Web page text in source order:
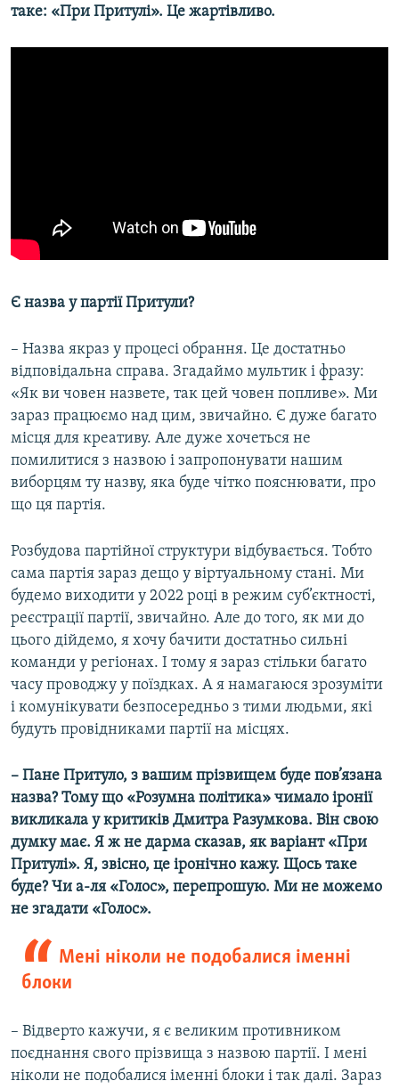
таке: «При Притулі». Це жартівливо.
Є назва у партії Притули?
– Назва якраз у процесі обрання. Це достатньо
відповідальна справа. Згадаймо мультик і фразу:
«Як ви човен назвете, так цей човен попливе». Ми
зараз працюємо над цим, звичайно. Є дуже багато
місця для креативу. Але дуже хочеться не
помилитися з назвою і запропонувати нашим
виборцям ту назву, яка буде чітко пояснювати, про
що ця партія.
Розбудова партійної структури відбувається. Тобто
сама партія зараз дещо у віртуальному стані. Ми
будемо виходити у 2022 році в режим суб’єктності,
реєстрації партії, звичайно. Але до того, як ми до
цього дійдемо, я хочу бачити достатньо сильні
команди у регіонах. І тому я зараз стільки багато
часу проводжу у поїздках. А я намагаюся зрозуміти
і комунікувати безпосередньо з тими людьми, які
будуть провідниками партії на місцях.
– Пане Притуло, з вашим прізвищем буде пов’язана
назва? Тому що «Розумна політика» чимало іронії
викликала у критиків Дмитра Разумкова. Він свою
думку має. Я ж не дарма сказав, як варіант «При
Притулі». Я, звісно, це іронічно кажу. Щось таке
буде? Чи а-ля «Голос», перепрошую. Ми не можемо
не згадати «Голос».
Мені ніколи не подобалися іменні
блоки
– Відверто кажучи, я є великим противником
поєднання свого прізвища з назвою партії. І мені
ніколи не подобалися іменні блоки і так далі. Зараз